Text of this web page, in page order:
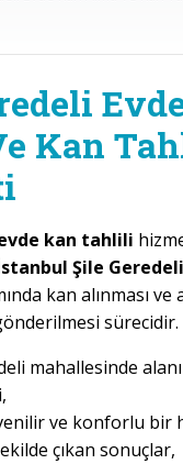
Kan
kan tahlili
Şile Geredeli
kan alınması ve
sürecidir.
mahallesinde
ve konforlu bir
çıkan sonuçlar,